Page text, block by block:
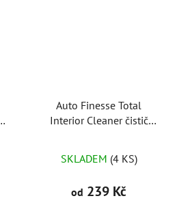
Auto Finesse Total
Interior Cleaner čistič
SKLADEM (4 KS)
od 239 Kč